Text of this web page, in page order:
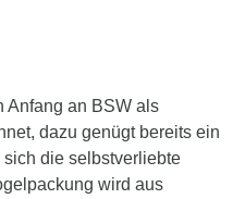
Anfang an BSW als
dazu genügt bereits ein
die selbstverliebte
wird aus